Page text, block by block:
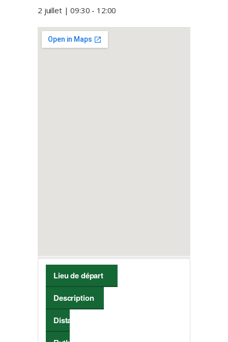
2 juillet | 09:30 - 12:00
Lieu de départ
Description
Distance